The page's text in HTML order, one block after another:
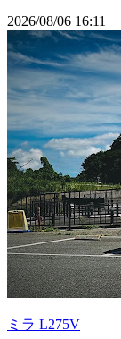
2026/08/06 16:11
ミラ L275V